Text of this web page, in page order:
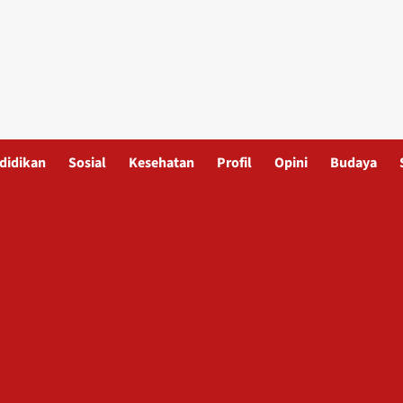
Sosial Kesehatan Profil Opini Budaya